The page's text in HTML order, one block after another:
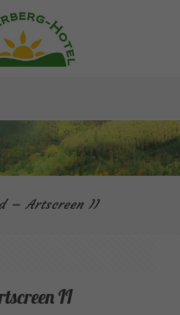
– Artscreen II
II